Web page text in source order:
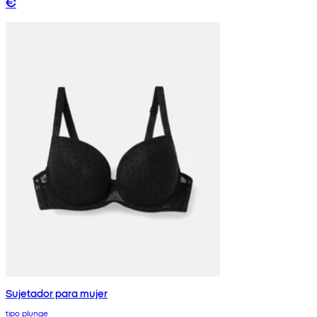
Sujetador para mujer
tipo plunge